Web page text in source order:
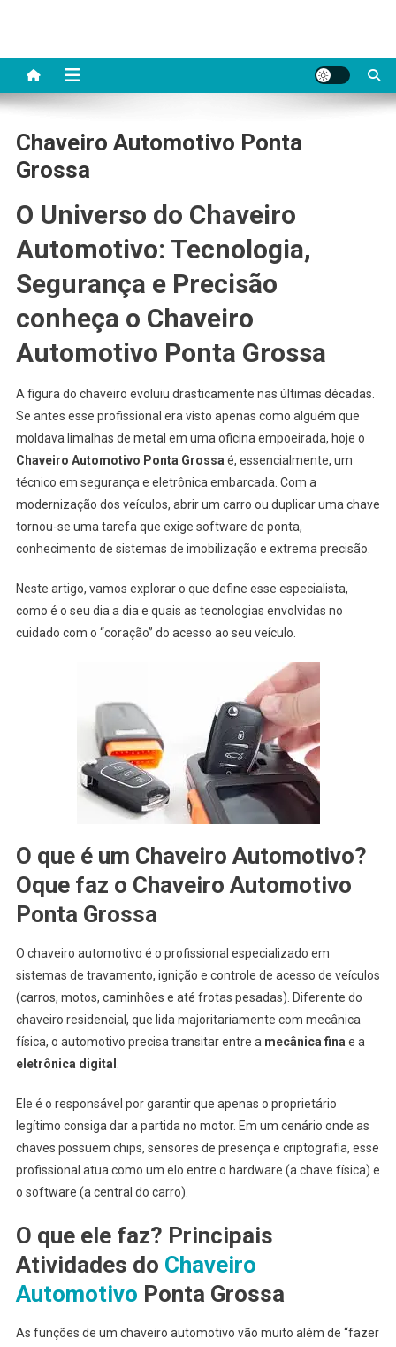
Chaveiro Automotivo Ponta
Grossa
O Universo do Chaveiro
Automotivo: Tecnologia,
Segurança e Precisão
conheça o Chaveiro
Automotivo Ponta Grossa
A figura do chaveiro evoluiu drasticamente nas últimas décadas.
Se antes esse profissional era visto apenas como alguém que
moldava limalhas de metal em uma oficina empoeirada, hoje o
Chaveiro Automotivo Ponta Grossa é, essencialmente, um
técnico em segurança e eletrônica embarcada. Com a
modernização dos veículos, abrir um carro ou duplicar uma chave
tornou-se uma tarefa que exige software de ponta,
conhecimento de sistemas de imobilização e extrema precisão.
Neste artigo, vamos explorar o que define esse especialista,
como é o seu dia a dia e quais as tecnologias envolvidas no
cuidado com o “coração” do acesso ao seu veículo.
O que é um Chaveiro Automotivo?
Oque faz o Chaveiro Automotivo
Ponta Grossa
O chaveiro automotivo é o profissional especializado em
sistemas de travamento, ignição e controle de acesso de veículos
(carros, motos, caminhões e até frotas pesadas). Diferente do
chaveiro residencial, que lida majoritariamente com mecânica
física, o automotivo precisa transitar entre a mecânica fina e a
eletrônica digital
Ele é o responsável por garantir que apenas o proprietário
legítimo consiga dar a partida no motor. Em um cenário onde as
chaves possuem chips, sensores de presença e criptografia, esse
profissional atua como um elo entre o hardware (a chave física) e
o software (a central do carro).
O que ele faz? Principais
Atividades do Chaveiro
Automotivo Ponta Grossa
As funções de um chaveiro automotivo vão muito além de “fazer